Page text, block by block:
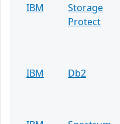
IBM
Storage
Protect
IBM
Db2